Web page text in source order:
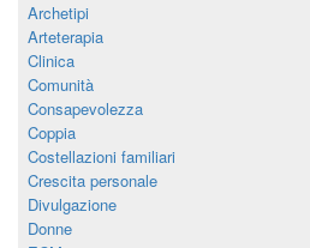
Archetipi
Arteterapia
Clinica
Comunità
Consapevolezza
Coppia
Costellazioni familiari
Crescita personale
Divulgazione
Donne